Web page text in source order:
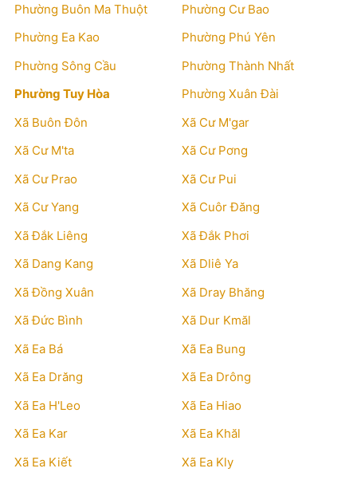
Phường Buôn Ma Thuột
Phường Cư Bao
Phường Ea Kao
Phường Phú Yên
Phường Sông Cầu
Phường Thành Nhất
Phường Tuy Hòa
Phường Xuân Đài
Xã Buôn Đôn
Xã Cư M'gar
Xã Cư M'ta
Xã Cư Pơng
Xã Cư Prao
Xã Cư Pui
Xã Cư Yang
Xã Cuôr Đăng
Xã Đắk Liêng
Xã Đắk Phơi
Xã Dang Kang
Xã Dliê Ya
Xã Đồng Xuân
Xã Dray Bhăng
Xã Đức Bình
Xã Dur Kmăl
Xã Ea Bá
Xã Ea Bung
Xã Ea Drăng
Xã Ea Drông
Xã Ea H'Leo
Xã Ea Hiao
Xã Ea Kar
Xã Ea Khăl
Xã Ea Kiết
Xã Ea Kly